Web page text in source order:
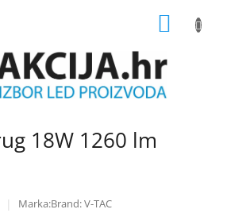
18W 1260 lm
Brand:V-TAC